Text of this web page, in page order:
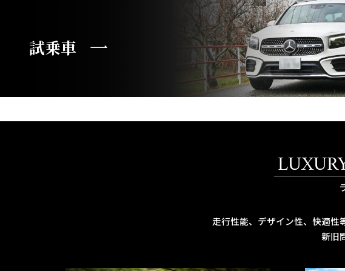
試乗車
走行性能、デザイン性、快適性
新旧